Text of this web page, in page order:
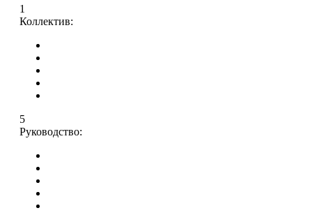
1
Коллектив:
5
Руководство: